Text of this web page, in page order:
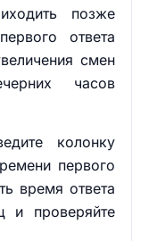
позже
ответа
смен
часов
колонку
первого
время ответа
и проверяйте